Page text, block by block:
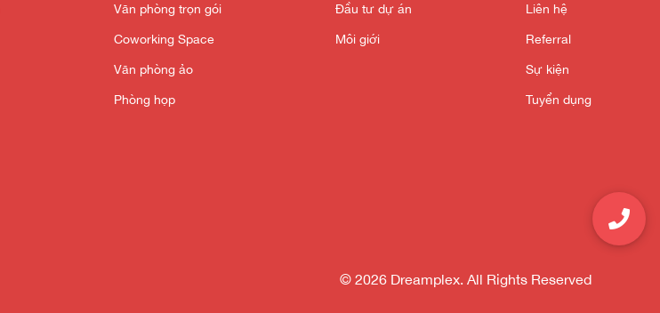
Văn phòng trọn gói
Coworking Space
Văn phòng ảo
Phòng họp
Đầu tư dự án
Môi giới
Liên hệ
Referral
Sự kiện
Tuyển dụng
© 2026 Dreamplex. All Rights Reserved